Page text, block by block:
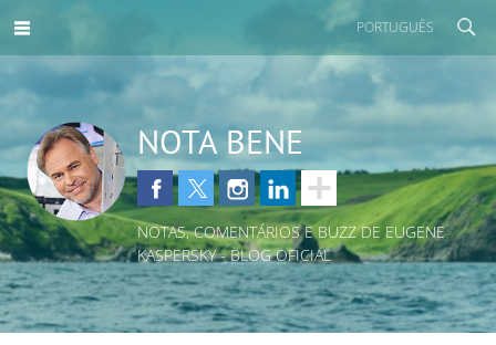
PORTUGUÊS
NOTA BENE
NOTAS, COMENTÁRIOS E BUZZ DE EUGENE
KASPERSKY - BLOG OFICIAL